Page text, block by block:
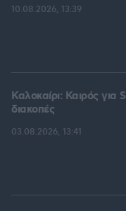
10.08.2026, 13:39
Καλοκαίρι: Καιρός για
διακοπές
03.08.2026, 13:41